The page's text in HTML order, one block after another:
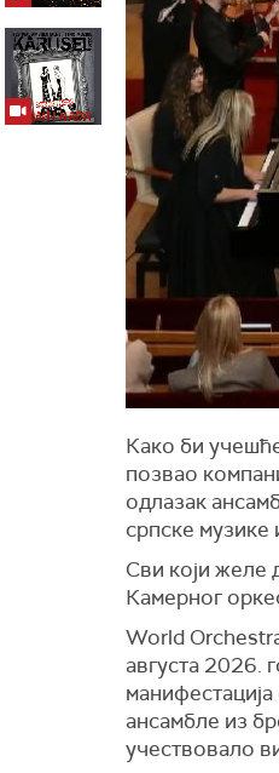
Како би
позвао
одлазак
српске музике
Сви који желе
Камерног
World
августа 2026.
ансамбле из
учествовало